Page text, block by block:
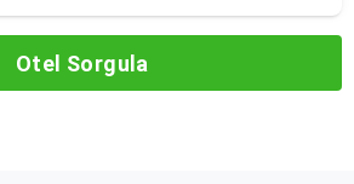
Otel Sorgula